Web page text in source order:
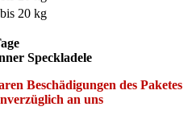
20 kg
Speckladele
Beschädigungen des Paketes
an uns